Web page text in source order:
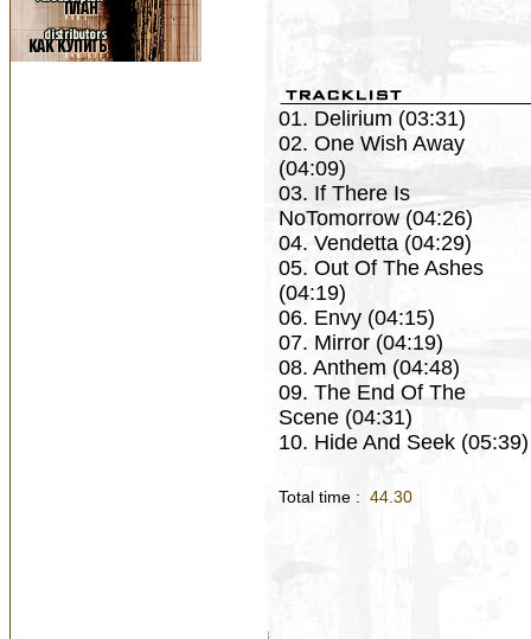
01. Delirium (03:31)
02. One Wish Away
(04:09)
03. If There Is
NoTomorrow (04:26)
04. Vendetta (04:29)
05. Out Of The Ashes
(04:19)
06. Envy (04:15)
07. Mirror (04:19)
08. Anthem (04:48)
09. The End Of The
Scene (04:31)
10. Hide And Seek (05:39)
Total time : 44.30